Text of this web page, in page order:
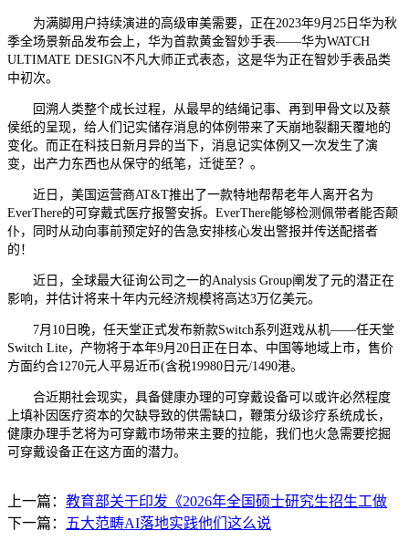
为满脚用户持续演进的高级审美需要，正在2023年9月25日华为秋
季全场景新品发布会上，华为首款黄金智妙手表——华为WATCH
ULTIMATE DESIGN不凡大师正式表态，这是华为正在智妙手表品类
中初次。
回溯人类整个成长过程，从最早的结绳记事、再到甲骨文以及蔡
侯纸的呈现，给人们记实储存消息的体例带来了天崩地裂翻天覆地的
变化。而正在科技日新月异的当下，消息记实体例又一次发生了演
变，出产力东西也从保守的纸笔，迁徙至？。
近日，美国运营商AT&T推出了一款特地帮帮老年人离开名为
EverThere的可穿戴式医疗报警安拆。EverThere能够检测佩带者能否颠
仆，同时从动向事前预定好的告急安排核心发出警报并传送配搭者
的！
近日，全球最大征询公司之一的Analysis Group阐发了元的潜正在
影响，并估计将来十年内元经济规模将高达3万亿美元。
7月10日晚，任天堂正式发布新款Switch系列逛戏从机——任天堂
Switch Lite，产物将于本年9月20日正在日本、中国等地域上市，售价
方面约合1270元人平易近币(含税19980日元/1490港。
合近期社会现实，具备健康办理的可穿戴设备可以或许必然程度
上填补因医疗资本的欠缺导致的供需缺口，鞭策分级诊疗系统成长，
健康办理手艺将为可穿戴市场带来主要的拉能，我们也火急需要挖掘
可穿戴设备正在这方面的潜力。
上一篇： 教育部关于印发《2026年全国硕士研究生招生工做
下一篇：
五大范畴AI落地实践他们这么说